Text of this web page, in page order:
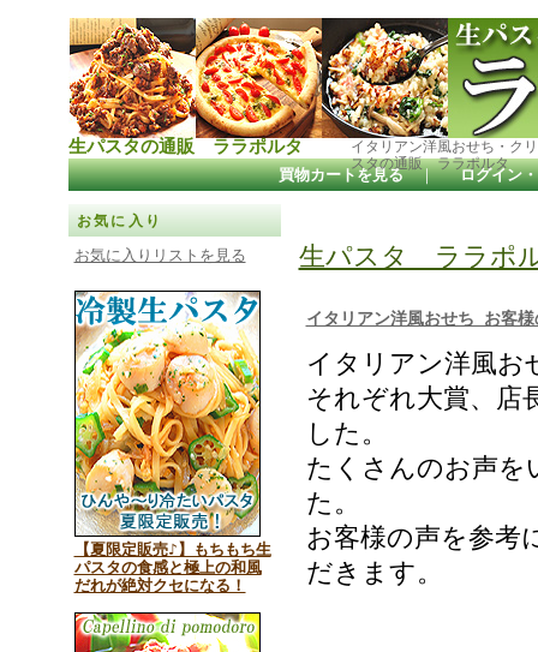
生パスタの通販 ララポルタ
イタリアン洋風おせち・ク
スタの通販 ララポルタ
買物カートを見る ｜ ログイン
お気に入り
お気に入りリストを見る
【夏限定販売♪】もちもち生
パスタの食感と極上の和風
だれが絶対クセになる！
生パスタ ララポ
イタリアン洋風おせち お客
イタリアン洋風お
それぞれ大賞、店
した。
たくさんのお声を
た。
お客様の声を参考
だきます。